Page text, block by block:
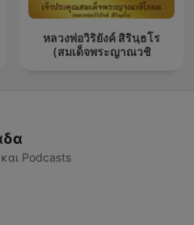
หลวงพ่อวิริยังค์ สิรินฺธโร
(สมเด็จพระญาณวชิ
Podcasts